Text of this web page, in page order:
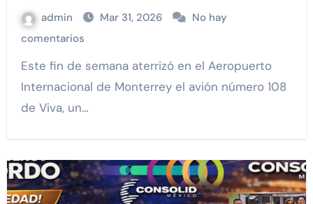
admin Mar 31, 2026
No hay
comentarios
Este fin de semana aterrizó en el Aeropuerto
Internacional de Monterrey el avión número 108
de Viva, un…